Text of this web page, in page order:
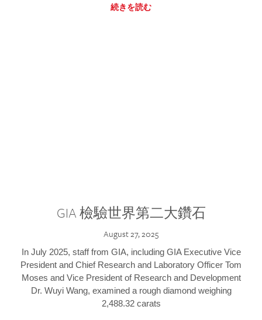
続きを読む
GIA 檢驗世界第二大鑽石
August 27, 2025
In July 2025, staff from GIA, including GIA Executive Vice
President and Chief Research and Laboratory Officer Tom
Moses and Vice President of Research and Development
Dr. Wuyi Wang, examined a rough diamond weighing
2,488.32 carats